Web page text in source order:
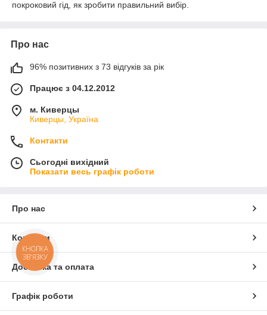
покроковий гід, як зробити правильний вибір.
Про нас
96% позитивних з 73 відгуків за рік
Працює з 04.12.2012
м. Киверцы
Киверцы, Україна
Контакти
Сьогодні вихідний
Показати весь графік роботи
Про нас
Контакти
Доставка та оплата
Графік роботи
КНОПКА
ЗВ'ЯЗКУ